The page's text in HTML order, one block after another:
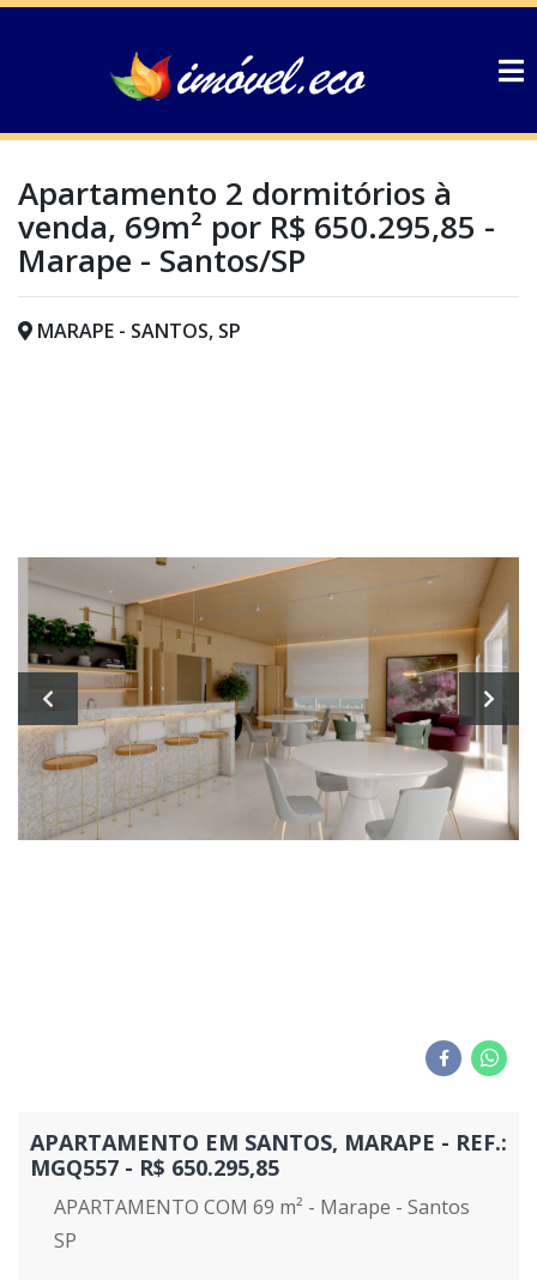
Apartamento 2 dormitórios à
venda, 69m² por R$ 650.295,85 -
Marape - Santos/SP
MARAPE - SANTOS, SP
APARTAMENTO EM SANTOS, MARAPE - REF.:
MGQ557 - R$ 650.295,85
APARTAMENTO COM 69 m² - Marape - Santos
SP